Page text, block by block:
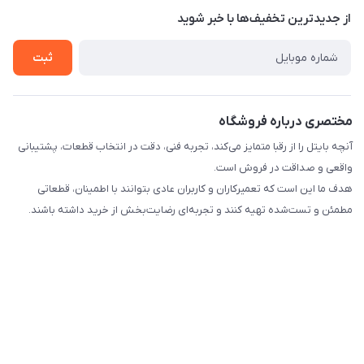
درباره ما
راهنما
از جدید‌ترین تخفیف‌ها با‌ خبر شوید
ثبت
مختصری درباره فروشگاه
آنچه بایتل را از رقبا متمایز می‌کند، تجربه فنی، دقت در انتخاب قطعات، پشتیبانی
واقعی و صداقت در فروش است.
هدف ما این است که تعمیرکاران و کاربران عادی بتوانند با اطمینان، قطعاتی
مطمئن و تست‌شده تهیه کنند و تجربه‌ای رضایت‌بخش از خرید داشته باشند.